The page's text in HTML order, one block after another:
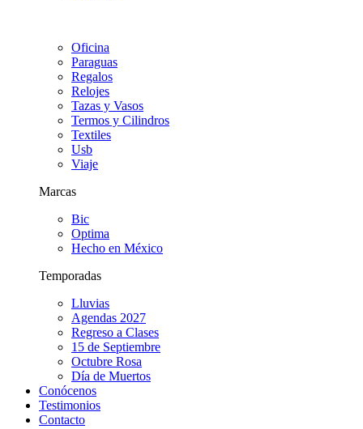
Oficina
Paraguas
Regalos
Relojes
Tazas y Vasos
Termos y Cilindros
Textiles
Usb
Viaje
Marcas
Bic
Optima
Hecho en México
Temporadas
Lluvias
Agendas 2027
Regreso a Clases
15 de Septiembre
Octubre Rosa
Día de Muertos
Conócenos
Testimonios
Contacto